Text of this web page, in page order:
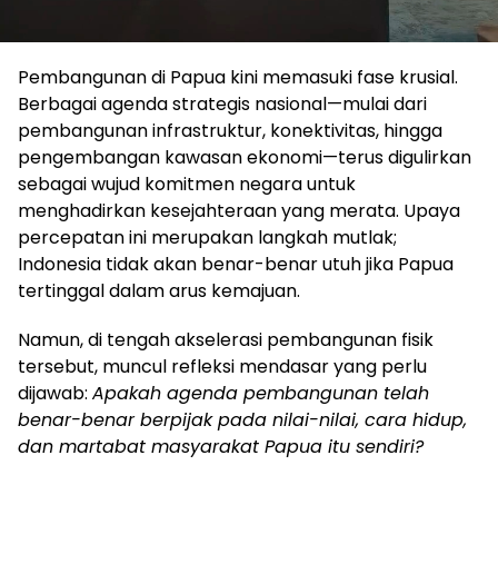
Pembangunan di Papua kini memasuki fase krusial.
Berbagai agenda strategis nasional—mulai dari
pembangunan infrastruktur, konektivitas, hingga
pengembangan kawasan ekonomi—terus digulirkan
sebagai wujud komitmen negara untuk
menghadirkan kesejahteraan yang merata. Upaya
percepatan ini merupakan langkah mutlak;
Indonesia tidak akan benar-benar utuh jika Papua
tertinggal dalam arus kemajuan.
Namun, di tengah akselerasi pembangunan fisik
tersebut, muncul refleksi mendasar yang perlu
dijawab: Apakah agenda pembangunan telah
benar-benar berpijak pada nilai-nilai, cara hidup,
dan martabat masyarakat Papua itu sendiri?